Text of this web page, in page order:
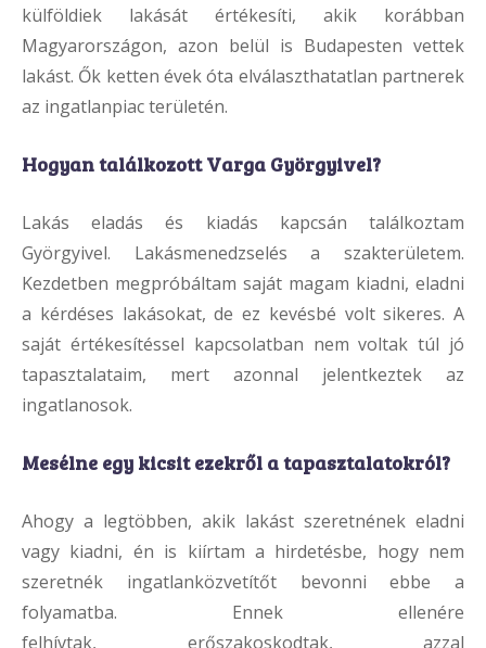
külföldiek lakását értékesíti, akik korábban
Magyarországon, azon belül is Budapesten vettek
lakást. Ők ketten évek óta elválaszthatatlan partnerek
az ingatlanpiac területén.
Hogyan találkozott Varga Györgyivel?
Lakás eladás és kiadás kapcsán találkoztam
Györgyivel. Lakásmenedzselés a szakterületem.
Kezdetben megpróbáltam saját magam kiadni, eladni
a kérdéses lakásokat, de ez kevésbé volt sikeres. A
saját értékesítéssel kapcsolatban nem voltak túl jó
tapasztalataim, mert azonnal jelentkeztek az
ingatlanosok.
Mesélne egy kicsit ezekről a tapasztalatokról?
Ahogy a legtöbben, akik lakást szeretnének eladni
vagy kiadni, én is kiírtam a hirdetésbe, hogy nem
szeretnék ingatlanközvetítőt bevonni ebbe a
folyamatba. Ennek ellenére
felhívtak, erőszakoskodtak, azzal